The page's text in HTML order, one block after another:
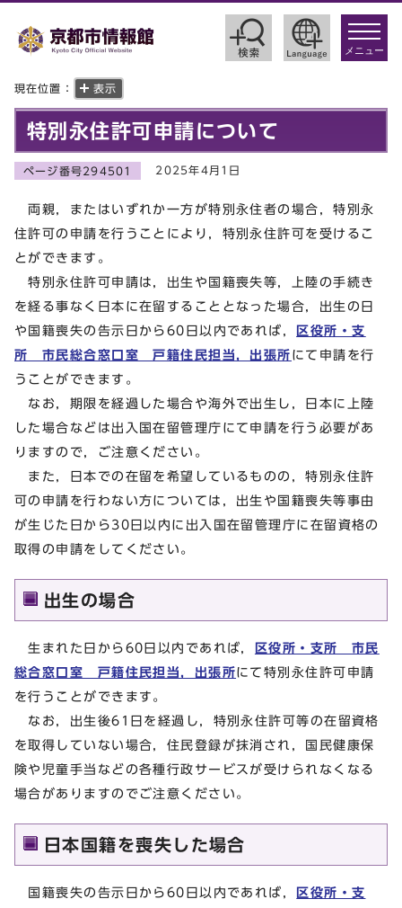
toggle
メニュー
現在位置： 表示
特別永住許可申請について
ページ番号294501 2025年4月1日
両親，またはいずれか一方が特別永住者の場合，特別永
住許可の申請を行うことにより，特別永住許可を受けるこ
とができます。
特別永住許可申請は，出生や国籍喪失等，上陸の手続き
を経る事なく日本に在留することとなった場合，出生の日
や国籍喪失の告示日から60日以内であれば，
区役所・支
所 市民総合窓口室 戸籍住民担当，出張所 にて申請を行
うことができます。
なお，期限を経過した場合や海外で出生し，日本に上陸
した場合などは出入国在留管理庁にて申請を行う必要があ
りますので，ご注意ください。
また，日本での在留を希望しているものの，特別永住許
可の申請を行わない方については，出生や国籍喪失等事由
が生じた日から30日以内に出入国在留管理庁に在留資格の
取得の申請をしてください。
出生の場合
生まれた日から60日以内であれば，
区役所・支所 市民
総合窓口室 戸籍住民担当，出張所にて特別永住許可申請
を行うことができます。
なお，出生後61日を経過し，特別永住許可等の在留資格
を取得していない場合，住民登録が抹消され，国民健康保
険や児童手当などの各種行政サービスが受けられなくなる
場合がありますのでご注意ください。
日本国籍を喪失した場合
国籍喪失の告示日から60日以内であれば，
区役所・支